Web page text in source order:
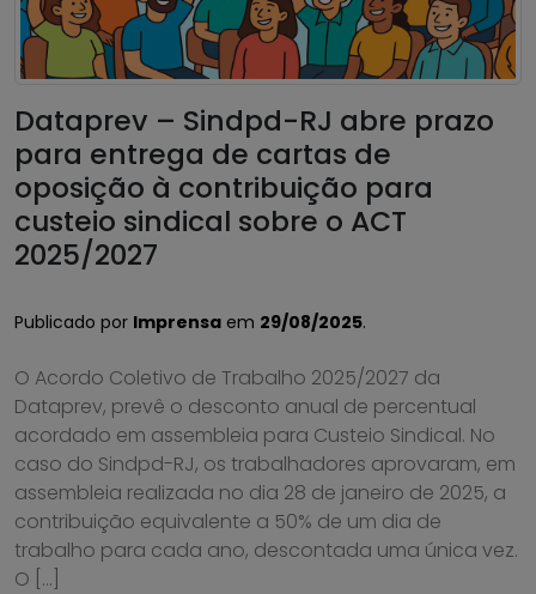
Dataprev – Sindpd-RJ abre prazo
para entrega de cartas de
oposição à contribuição para
custeio sindical sobre o ACT
2025/2027
Publicado por Imprensa em 29/08/2025.
O Acordo Coletivo de Trabalho 2025/2027 da
Dataprev, prevê o desconto anual de percentual
acordado em assembleia para Custeio Sindical. No
caso do Sindpd-RJ, os trabalhadores aprovaram, em
assembleia realizada no dia 28 de janeiro de 2025, a
contribuição equivalente a 50% de um dia de
trabalho para cada ano, descontada uma única vez.
O […]